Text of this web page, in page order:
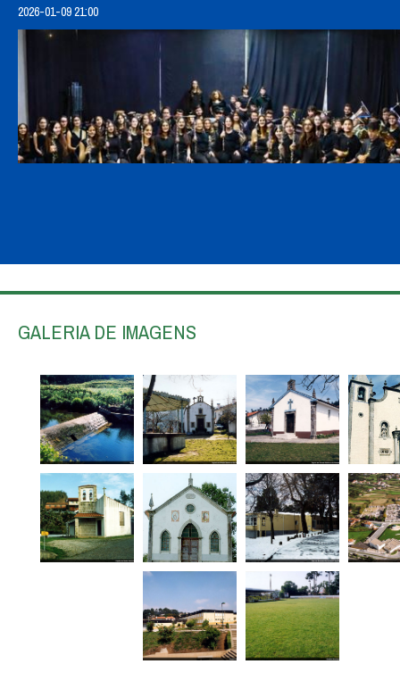
2026-01-09 21:00
GALERIA DE IMAGENS